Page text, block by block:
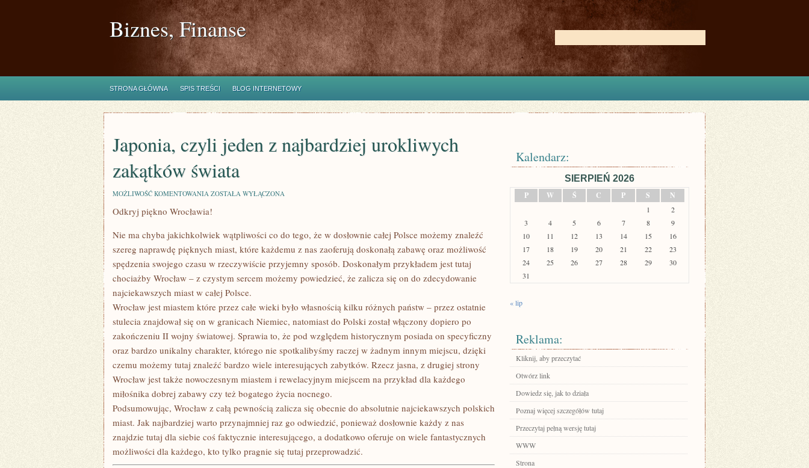
Biznes, Finanse
STRONA GŁÓWNA SPIS TREŚCI BLOG INTERNETOWY
Japonia, czyli jeden z najbardziej urokliwych
zakątków świata
MOŻLIWOŚĆ KOMENTOWANIA JAPONIA,
JEDEN
UROKLIWYCH
ZAKĄTKÓW
ZOSTAŁA WYŁĄCZONA
Odkryj piękno Wrocławia!
Nie ma chyba jakichkolwiek wątpliwości co do tego, że w dosłownie całej Polsce możemy znaleźć
szereg naprawdę pięknych miast, które każdemu z nas zaoferują doskonałą zabawę oraz możliwość
spędzenia swojego czasu w rzeczywiście przyjemny sposób. Doskonałym przykładem jest tutaj
chociażby Wrocław – z czystym sercem możemy powiedzieć, że zalicza się on do zdecydowanie
najciekawszych miast w całej Polsce.
Wrocław jest miastem które przez całe wieki było własnością kilku różnych państw – przez ostatnie
stulecia znajdował się on w granicach Niemiec, natomiast do Polski został włączony dopiero po
zakończeniu II wojny światowej. Sprawia to, że pod względem historycznym posiada on specyficzny
oraz bardzo unikalny charakter, którego nie spotkalibyśmy raczej w żadnym innym miejscu, dzięki
czemu możemy tutaj znaleźć bardzo wiele interesujących zabytków. Rzecz jasna, z drugiej strony
Wrocław jest także nowoczesnym miastem i rewelacyjnym miejscem na przykład dla każdego
miłośnika dobrej zabawy czy też bogatego życia nocnego.
Podsumowując, Wrocław z całą pewnością zalicza się obecnie do absolutnie najciekawszych polskich
miast. Jak najbardziej warto przynajmniej raz go odwiedzić, ponieważ dosłownie każdy z nas
znajdzie tutaj dla siebie coś faktycznie interesującego, a dodatkowo oferuje on wiele fantastycznych
możliwości dla każdego, kto tylko pragnie się tutaj przeprowadzić.
Kalendarz:
SIERPIEŃ 2026
P
W Ś C P S N
1
2
3
4 5 6 7 8
9
10
11 12 13 14 15
16
17
18 19 20 21 22
23
24
25 26 27 28 29
30
31
« lip
Reklama:
Kliknij, aby przeczytać
Otwórz link
Dowiedz się, jak to działa
Poznaj więcej szczegółów tutaj
Przeczytaj pełną wersję tutaj
WWW
Strona